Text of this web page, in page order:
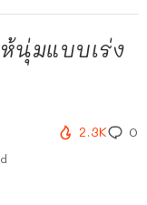
นุ่ม​แบบเร่ง
2.3K 0